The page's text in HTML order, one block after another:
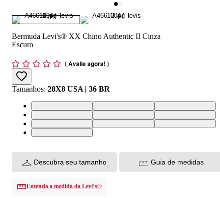
Bermuda Levi's® XX Chino Authentic II Cinza
Escuro
(Avalie agora! )
Tamanhos: 28X8 USA | 36 BR
28X8 USA | 36 BR30X8 USA | 38 BR32X8 USA | 40 BR
33X8 USA | 42 BR34X8 USA | 44 BR36X8 USA | 46 BR
38X8 USA | 48 BR40X8 USA | 50 BR42X8 USA | 52 BR
44X8 USA | 54 BR
Descubra seu tamanho Guia de medidas
Entenda a medida da Levi’s®